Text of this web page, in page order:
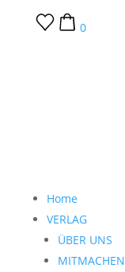
0
Home
VERLAG
ÜBER UNS
MITMACHEN